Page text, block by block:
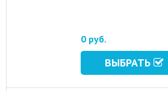
10
0 руб.
ВЫБРАТЬ